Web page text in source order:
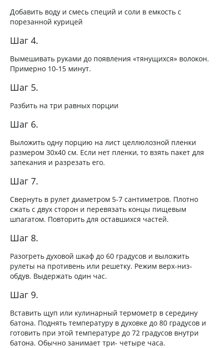
Добавить воду и смесь специй и соли в емкость с
порезанной курицей
Шаг 4.
Вымешивать руками до появления «тянущихся» волокон.
Примерно 10-15 минут.
Шаг 5.
Разбить на три равных порции
Шаг 6.
Выложить одну порцию на лист целлюлозной пленки
размером 30х40 см. Если нет пленки, то взять пакет для
запекания и разрезать его.
Шаг 7.
Свернуть в рулет диаметром 5-7 сантиметров. Плотно
сжать с двух сторон и перевязать концы пищевым
шпагатом. Повторить для оставшихся частей.
Шаг 8.
Разогреть духовой шкаф до 60 градусов и выложить
рулеты на противень или решетку. Режим верх-низ-
обдув. Выдержать один час.
Шаг 9.
Вставить щуп или кулинарный термометр в середину
батона. Поднять температуру в духовке до 80 градусов и
готовить при этой температуре до 72 градусов внутри
батона. Обычно занимает три- четыре часа.